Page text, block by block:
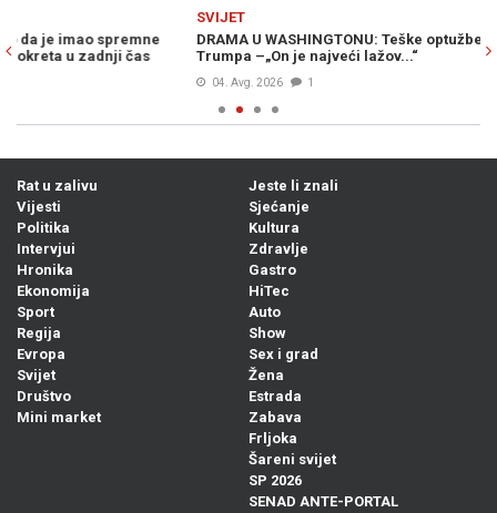
DRAMA U WASHINGTONU: Teške optužbe na račun Donalda
Trumpa –„On je najveći lažov...“
Rat u zalivu
Vijesti
Politika
Intervjui
Hronika
Ekonomija
Sport
Regija
Evropa
Svijet
Društvo
Mini market
Jeste li znali
Sjećanje
Kultura
Zdravlje
Gastro
HiTec
Auto
Show
Sex i grad
Žena
Estrada
Zabava
Frljoka
Šareni svijet
SP 2026
SENAD ANTE-PORTAL